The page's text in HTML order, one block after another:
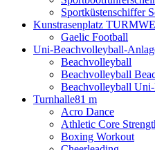
Sportküstenschiffer
Kunstrasenplatz
Gaelic Football
Uni-Beachvolleyball-
Beachvolleyball
Beachvolleyball
Beachvolleyball
Turnhalle81 m
Acro Dance
Athletic Core
Boxing Workout